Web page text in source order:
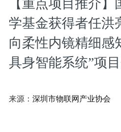
【重点项目推介
学基金获得者任洪
向柔性内镜精细感
具身智能系统”项
来源： 深圳市物联网产业协会